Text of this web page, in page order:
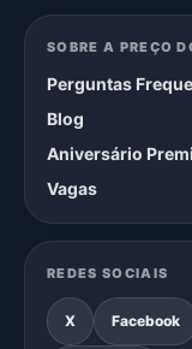
SOBRE A PREÇO
Perguntas
Blog
Aniversário
Vagas
REDES SOCIAIS
X Facebook